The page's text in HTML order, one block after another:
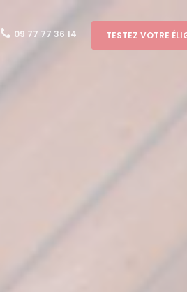
09 77 77 36 14 TESTEZ VOTRE